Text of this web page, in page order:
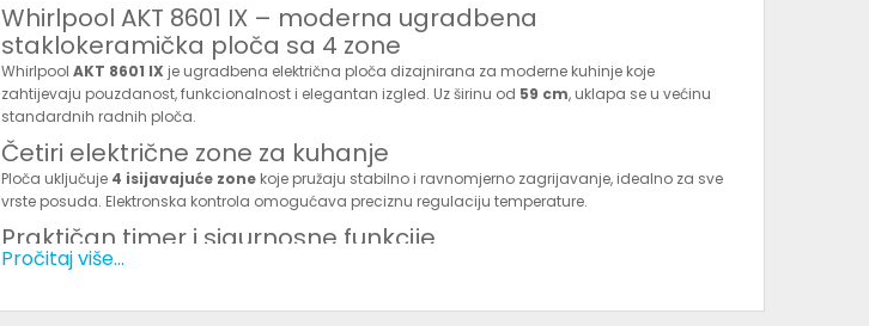
Whirlpool AKT 8601 IX – moderna ugradbena
staklokeramička ploča sa 4 zone
Whirlpool AKT 8601 IX je ugradbena električna ploča dizajnirana za moderne kuhinje koje
zahtijevaju pouzdanost, funkcionalnost i elegantan izgled. Uz širinu od 59 cm, uklapa se u većinu
standardnih radnih ploča.
Četiri električne zone za kuhanje
Ploča uključuje 4 isijavajuće zone koje pružaju stabilno i ravnomjerno zagrijavanje, idealno za sve
vrste posuda. Elektronska kontrola omogućava preciznu regulaciju temperature.
Praktičan timer i sigurnosne funkcije
Timer– automatsko isključivanje po isteku vremena
Glavni taster za paljenje/gašenje– dodatna sigurnost
Pročitaj više...